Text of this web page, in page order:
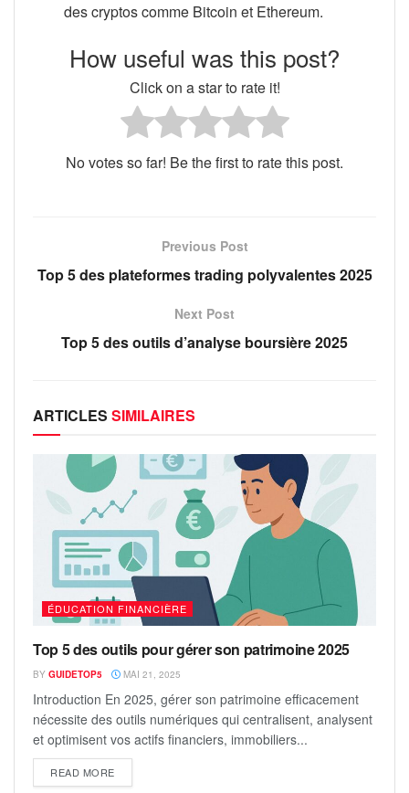
des cryptos comme Bitcoin et Ethereum.
How useful was this post?
Click on a star to rate it!
No votes so far! Be the first to rate this post.
Previous Post
Top 5 des plateformes trading polyvalentes 2025
Next Post
Top 5 des outils d’analyse boursière 2025
ARTICLES SIMILAIRES
ÉDUCATION FINANCIÈRE
Top 5 des outils pour gérer son patrimoine 2025
BY GUIDETOP5 MAI 21, 2025
Introduction En 2025, gérer son patrimoine efficacement
nécessite des outils numériques qui centralisent, analysent
et optimisent vos actifs financiers, immobiliers...
READ MORE